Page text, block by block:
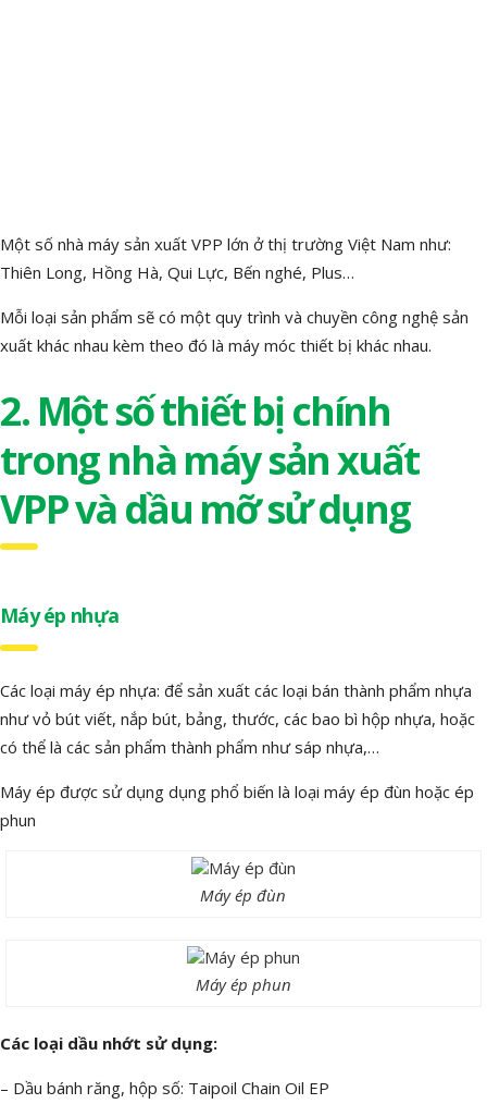
Một số nhà máy sản xuất VPP lớn ở thị trường Việt Nam như:
Thiên Long, Hồng Hà, Qui Lực, Bến nghé, Plus…
Mỗi loại sản phẩm sẽ có một quy trình và chuyền công nghệ sản
xuất khác nhau kèm theo đó là máy móc thiết bị khác nhau.
2. Một số thiết bị chính
trong nhà máy sản xuất
VPP và dầu mỡ sử dụng
Máy ép nhựa
Các loại máy ép nhựa: để sản xuất các loại bán thành phẩm nhựa
như vỏ bút viết, nắp bút, bảng, thước, các bao bì hộp nhựa, hoặc
có thể là các sản phẩm thành phẩm như sáp nhựa,…
Máy ép được sử dụng dụng phổ biến là loại máy ép đùn hoặc ép
phun
Máy ép đùn
Máy ép phun
Các loại dầu nhớt sử dụng:
– Dầu bánh răng, hộp số: Taipoil Chain Oil EP